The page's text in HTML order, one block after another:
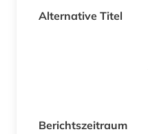
Alternative Titel
Berichtszeitraum